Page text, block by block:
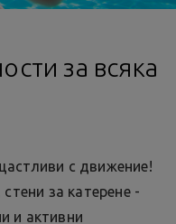
за всяка
с движение!
за катерене -
и активни